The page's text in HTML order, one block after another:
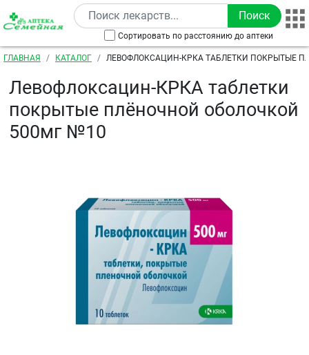
Перейти к основному содержанию
Сортировать по расстоянию до аптеки
Строка навигации
ГЛАВНАЯ КАТАЛОГ
ЛЕВОФЛОКСАЦИН-КРКА ТАБЛЕТКИ ПОКРЫТЫЕ
Левофлоксацин-КРКА таблетки
покрытые плёночной оболочкой
500мг №10